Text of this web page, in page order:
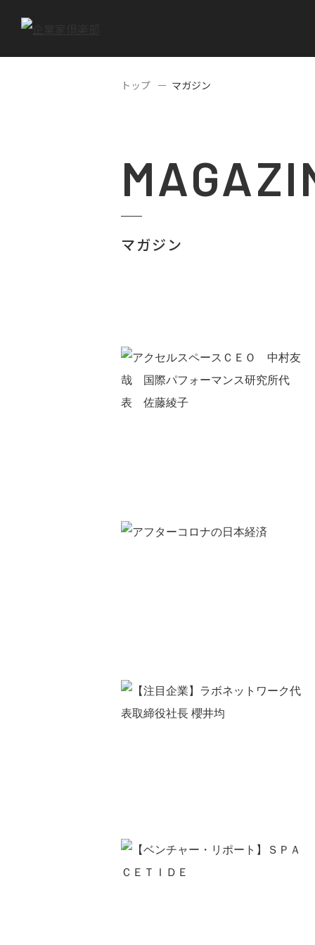
トップ マガジン
マガジン